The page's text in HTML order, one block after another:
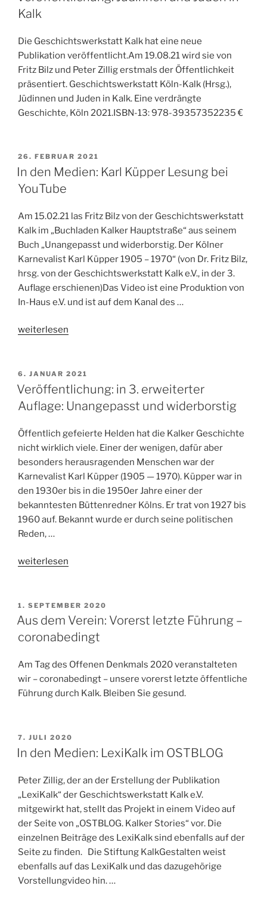
Kalk
Die Geschichtswerkstatt Kalk hat eine neue
Publikation veröffentlicht.Am 19.08.21 wird sie von
Fritz Bilz und Peter Zillig erstmals der Öffentlichkeit
präsentiert. Geschichtswerkstatt Köln-Kalk (Hrsg.),
Jüdinnen und Juden in Kalk. Eine verdrängte
Geschichte, Köln 2021.ISBN-13: 978-39357352235 €
VERÖFFENTLICHT
AM
26. FEBRUAR 2021
In den Medien: Karl Küpper Lesung bei
YouTube
Am 15.02.21 las Fritz Bilz von der Geschichtswerkstatt
Kalk im „Buchladen Kalker Hauptstraße“ aus seinem
Buch „Unangepasst und widerborstig. Der Kölner
Karnevalist Karl Küpper 1905 – 1970“ (von Dr. Fritz Bilz,
hrsg. von der Geschichtswerkstatt Kalk e.V., in der 3.
Auflage erschienen)Das Video ist eine Produktion von
In-Haus e.V. und ist auf dem Kanal des …
„In
Karl
Küpper
Lesung
YouTube“
weiterlesen
VERÖFFENTLICHT
AM
6. JANUAR 2021
Veröffentlichung: in 3. erweiterter
Auflage: Unangepasst und widerborstig
Öffentlich gefeierte Helden hat die Kalker Geschichte
nicht wirklich viele. Einer der wenigen, dafür aber
besonders herausragenden Menschen war der
Karnevalist Karl Küpper (1905 — 1970). Küpper war in
den 1930er bis in die 1950er Jahre einer der
bekanntesten Büttenredner Kölns. Er trat von 1927 bis
1960 auf. Bekannt wurde er durch seine politischen
Reden, …
„Veröffentlichung:
erweiterter
Auflage:
Unangepasst
widerborstig“
weiterlesen
VERÖFFENTLICHT
AM
1. SEPTEMBER 2020
Aus dem Verein: Vorerst letzte Führung –
coronabedingt
Am Tag des Offenen Denkmals 2020 veranstalteten
wir – coronabedingt – unsere vorerst letzte öffentliche
Führung durch Kalk. Bleiben Sie gesund.
VERÖFFENTLICHT
AM
7. JULI 2020
In den Medien: LexiKalk im OSTBLOG
Peter Zillig, der an der Erstellung der Publikation
„LexiKalk“ der Geschichtswerkstatt Kalk e.V.
mitgewirkt hat, stellt das Projekt in einem Video auf
der Seite von „OSTBLOG. Kalker Stories“ vor. Die
einzelnen Beiträge des LexiKalk sind ebenfalls auf der
Seite zu finden. Die Stiftung KalkGestalten weist
ebenfalls auf das LexiKalk und das dazugehörige
Vorstellungvideo hin. …